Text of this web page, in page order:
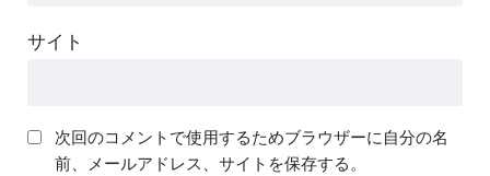
サイト
次回のコメントで使用するためブラウザーに自分の名
前、メールアドレス、サイトを保存する。